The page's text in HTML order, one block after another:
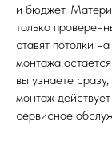
и бюджет.
только
ставят потолки
монтажа
вы узнаете
монтаж
сервисное